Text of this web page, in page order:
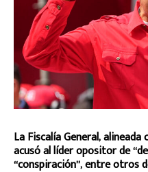
La Fiscalía General,
acusó al líder opositor de
“conspiración”, entre otros